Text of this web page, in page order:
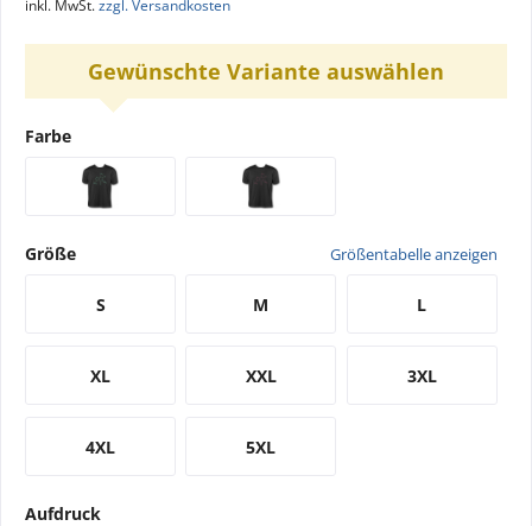
inkl. MwSt.zzgl. Versandkosten
Gewünschte Variante auswählen
Farbe
Größe Größentabelle anzeigen
S M L
XL XXL 3XL
4XL 5XL
Aufdruck